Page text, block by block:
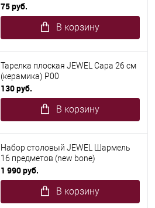
75 руб.
В корзину
Тарелка плоская JEWEL Сара 26 см
(керамика) P00
130 руб.
В корзину
Набор столовый JEWEL Шармель
16 предметов (new bone)
1 990 руб.
В корзину